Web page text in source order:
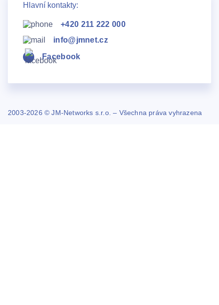
Hlavní kontakty:
+420 211 222 000
info@jmnet.cz
Facebook
2003-2026 © JM-Networks s.r.o. – Všechna práva vyhrazena